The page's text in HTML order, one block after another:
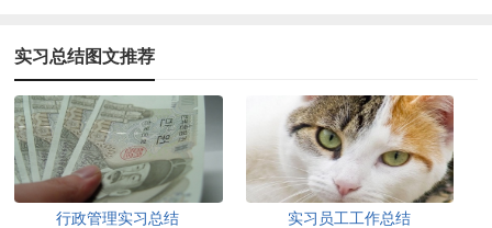
实习总结图文推荐
行政管理实习总结 实习员工工作总结